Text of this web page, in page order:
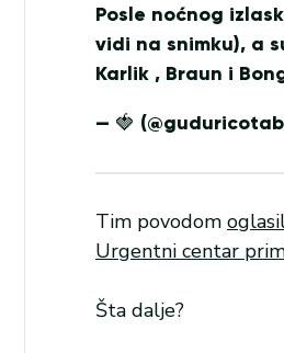
Posle noćnog
vidi na snimku), a
Karlik , Braun i
— 🍓
Tim povodom
Urgentni centar
Šta dalje?